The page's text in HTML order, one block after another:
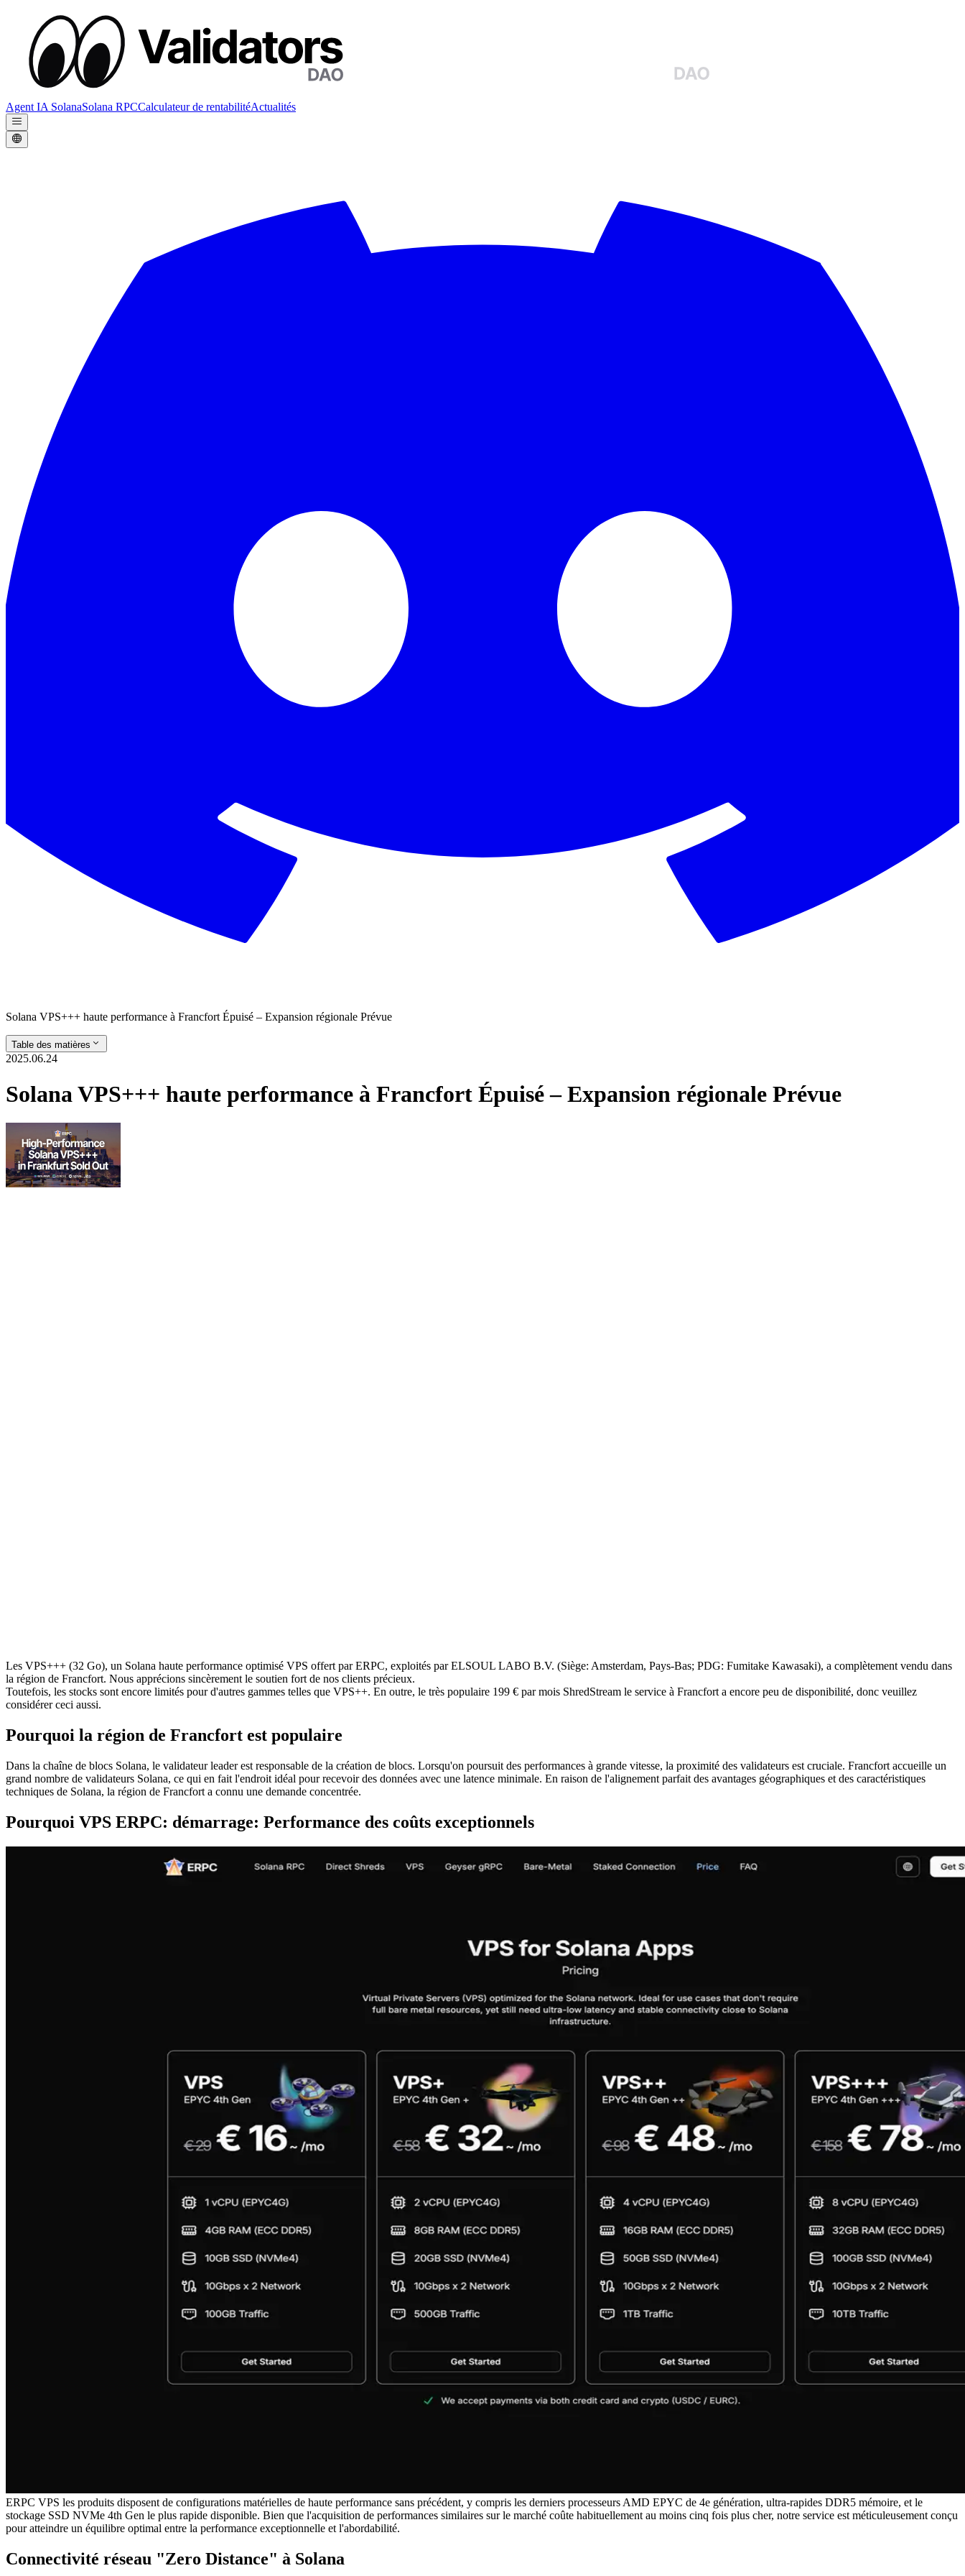
Agent IA SolanaSolana RPCCalculateur de rentabilitéActualités
Solana VPS+++ haute performance à Francfort Épuisé – Expansion régionale Prévue
Table des matières
2025.06.24
Solana VPS+++ haute performance à Francfort Épuisé – Expansion régionale Prévue
Les VPS+++ (32 Go), un Solana haute performance optimisé VPS offert par ERPC, exploités par ELSOUL LABO B.V. (Siège: Amsterdam, Pays-Bas; PDG: Fumitake Kawasaki), a complètement vendu dans
la région de Francfort. Nous apprécions sincèrement le soutien fort de nos clients précieux.
Toutefois, les stocks sont encore limités pour d'autres gammes telles que VPS++. En outre, le très populaire 199 € par mois ShredStream le service à Francfort a encore peu de disponibilité, donc veuillez
considérer ceci aussi.
Pourquoi la région de Francfort est populaire
Dans la chaîne de blocs Solana, le validateur leader est responsable de la création de blocs. Lorsqu'on poursuit des performances à grande vitesse, la proximité des validateurs est cruciale. Francfort accueille un
grand nombre de validateurs Solana, ce qui en fait l'endroit idéal pour recevoir des données avec une latence minimale. En raison de l'alignement parfait des avantages géographiques et des caractéristiques
techniques de Solana, la région de Francfort a connu une demande concentrée.
Pourquoi VPS ERPC: démarrage: Performance des coûts exceptionnels
ERPC VPS les produits disposent de configurations matérielles de haute performance sans précédent, y compris les derniers processeurs AMD EPYC de 4e génération, ultra-rapides DDR5 mémoire, et le
stockage SSD NVMe 4th Gen le plus rapide disponible. Bien que l'acquisition de performances similaires sur le marché coûte habituellement au moins cinq fois plus cher, notre service est méticuleusement conçu
pour atteindre un équilibre optimal entre la performance exceptionnelle et l'abordabilité.
Connectivité réseau "Zero Distance" à Solana